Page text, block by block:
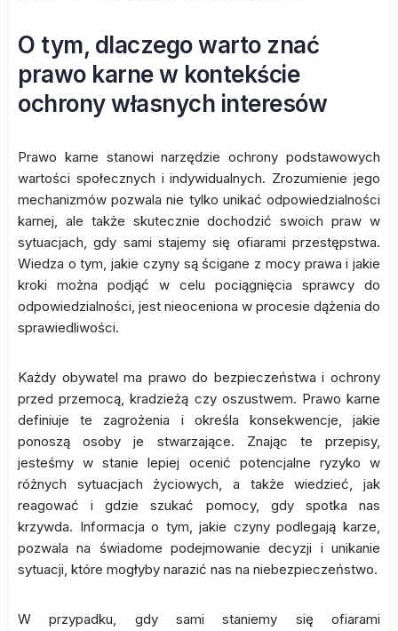
O tym, dlaczego warto znać
prawo karne w kontekście
ochrony własnych interesów
Prawo karne stanowi narzędzie ochrony podstawowych
wartości społecznych i indywidualnych. Zrozumienie jego
mechanizmów pozwala nie tylko unikać odpowiedzialności
karnej, ale także skutecznie dochodzić swoich praw w
sytuacjach, gdy sami stajemy się ofiarami przestępstwa.
Wiedza o tym, jakie czyny są ścigane z mocy prawa i jakie
kroki można podjąć w celu pociągnięcia sprawcy do
odpowiedzialności, jest nieoceniona w procesie dążenia do
sprawiedliwości.
Każdy obywatel ma prawo do bezpieczeństwa i ochrony
przed przemocą, kradzieżą czy oszustwem. Prawo karne
definiuje te zagrożenia i określa konsekwencje, jakie
ponoszą osoby je stwarzające. Znając te przepisy,
jesteśmy w stanie lepiej ocenić potencjalne ryzyko w
różnych sytuacjach życiowych, a także wiedzieć, jak
reagować i gdzie szukać pomocy, gdy spotka nas
krzywda. Informacja o tym, jakie czyny podlegają karze,
pozwala na świadome podejmowanie decyzji i unikanie
sytuacji, które mogłyby narazić nas na niebezpieczeństwo.
W przypadku, gdy sami staniemy się ofiarami